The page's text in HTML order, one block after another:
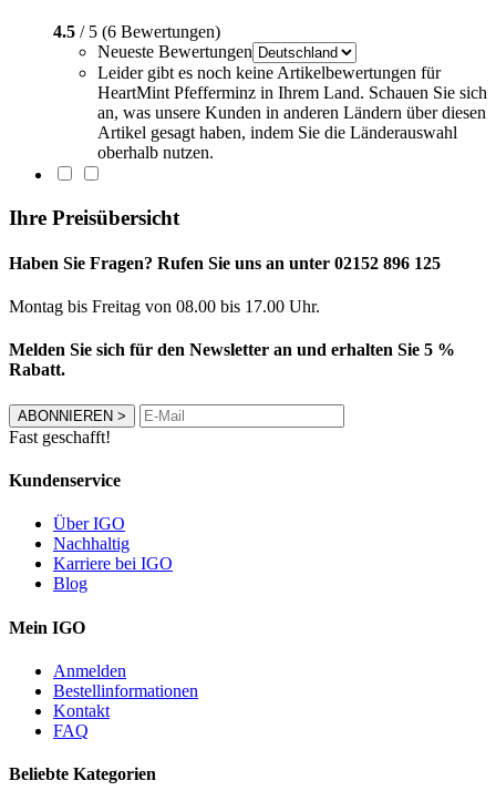
4.5 / 5 (6 Bewertungen)
Neueste Bewertungen
Leider gibt es noch keine Artikelbewertungen für
HeartMint Pfefferminz in Ihrem Land. Schauen Sie sich
an, was unsere Kunden in anderen Ländern über diesen
Artikel gesagt haben, indem Sie die Länderauswahl
oberhalb nutzen.
Ihre Preisübersicht
Haben Sie Fragen? Rufen Sie uns an unter 02152 896 125
Montag bis Freitag von 08.00 bis 17.00 Uhr.
Melden Sie sich für den Newsletter an und erhalten Sie 5 %
Rabatt.
ABONNIEREN >
Fast geschafft!
Kundenservice
Über IGO
Nachhaltig
Karriere bei IGO
Blog
Mein IGO
Anmelden
Bestellinformationen
Kontakt
FAQ
Beliebte Kategorien